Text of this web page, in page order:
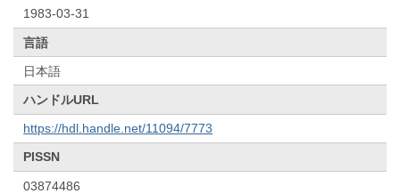
1983-03-31
言語
日本語
ハンドルURL
https://hdl.handle.net/11094/7773
PISSN
03874486